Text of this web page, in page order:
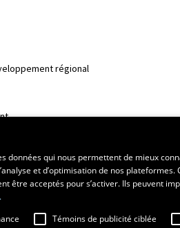
régional
données qui nous permettent de mieux
et d’optimisation de nos
être acceptés pour s’activer. Ils peuvent
Témoins de publicité ciblée